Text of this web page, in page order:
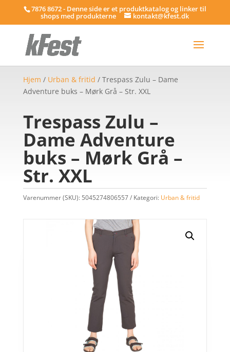
7876 8672 - Denne side er et produktkatalog og linker til
shops med produkterne kontakt@kfest.dk
Hjem / Urban & fritid / Trespass Zulu – Dame
Adventure buks – Mørk Grå – Str. XXL
Trespass Zulu –
Dame Adventure
buks – Mørk Grå –
Str. XXL
Varenummer (SKU): 5045274806557 Kategori: Urban & fritid